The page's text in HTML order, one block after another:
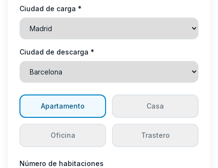
Ciudad de carga *
Ciudad de descarga *
Apartamento Casa
Oficina Trastero
Número de habitaciones